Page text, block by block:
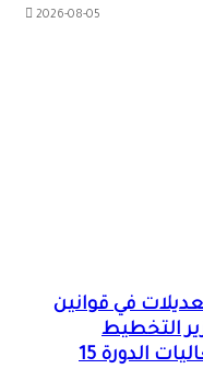
2026-08-05
في قوانين
التخطيط
العمراني بالجزيرة يشارك في فعاليات الدورة 15